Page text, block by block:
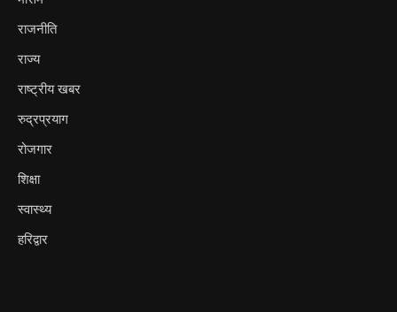
राजनीति
राज्य
राष्ट्रीय खबर
रुद्रप्रयाग
रोजगार
शिक्षा
स्वास्थ्य
हरिद्वार